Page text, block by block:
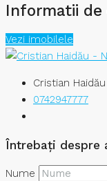
Informatii
Vezi imobilele
Cristian
0742947777
Întrebați despre
Nume